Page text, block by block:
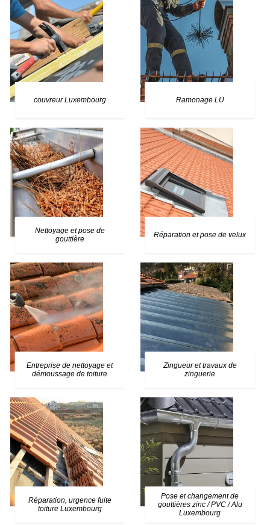
couvreur Luxembourg Ramonage LU
Nettoyage et pose de
gouttière
Réparation et pose de velux
Entreprise de nettoyage et
démoussage de toiture
Zingueur et travaux de
zinguerie
Réparation, urgence fuite
toiture Luxembourg
Pose et changement de
gouttières zinc / PVC / Alu
Luxembourg